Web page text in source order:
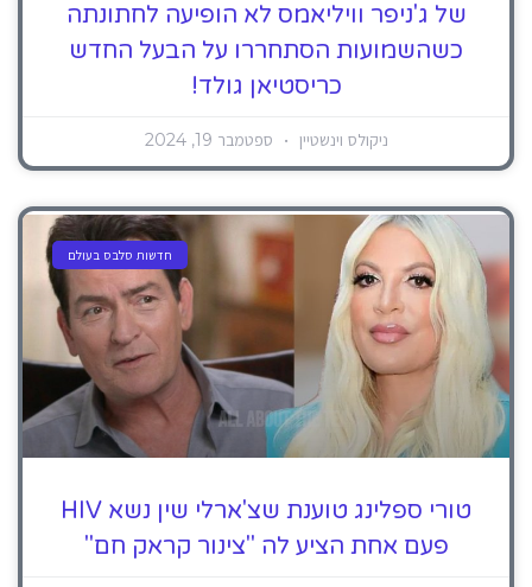
של ג'ניפר וויליאמס לא הופיעה לחתונתה
כשהשמועות הסתחררו על הבעל החדש
כריסטיאן גולד!
ניקולס וינשטיין ספטמבר 19, 2024
חדשות סלבס בעולם
טורי ספלינג טוענת שצ'ארלי שין נשא HIV
פעם אחת הציע לה "צינור קראק חם"